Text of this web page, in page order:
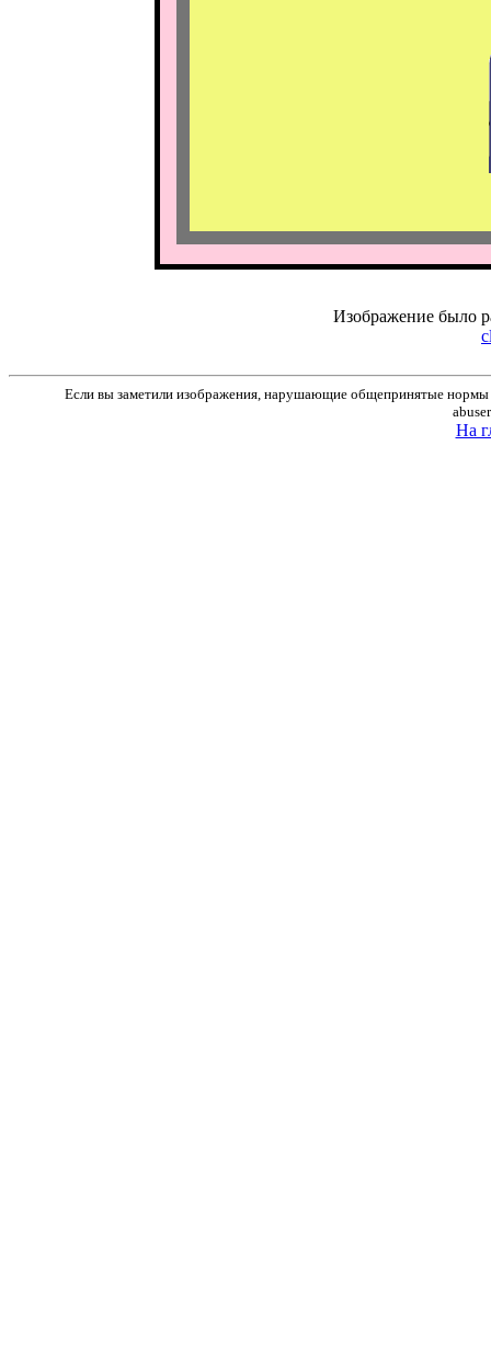
Изображение было
Если вы заметили изображения, нарушающие общепринятые нормы
На